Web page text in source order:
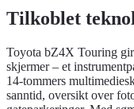
Tilkoblet
Toyota bZ4X Touring
skjermer – et
14-tommers
sanntid, oversikt over